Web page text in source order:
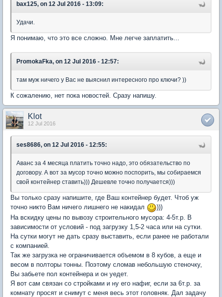
bax125, on 12 Jul 2016 - 13:09:
Удачи.
Я понимаю, что это все сложно. Мне легче заплатить...
PromokaFka, on 12 Jul 2016 - 12:57:
там муж ничего у Вас не выяснил интересного про ключи? ))
К сожалению, нет пока новостей. Сразу напишу.
Klot
12 Jul 2016
ses8686, on 12 Jul 2016 - 12:55:
Аванс за 4 месяца платить точно надо, это обязательство по
договору. А вот за мусор точно можно поспорить, мы собираемся
свой контейнер ставить))) Дешевле точно получается)))
Вы только сразу напишите, где Ваш контейнер будет. Чтоб уж
точно никто Вам ничего лишнего не накидал
)))
На вскидку цены по вывозу строительного мусора: 4-5т.р. В
зависимости от условий - под загрузку 1,5-2 часа или на сутки.
На сутки могут не дать сразу выставить, если ранее не работали
с компанией.
Так же загрузка не ограничивается объемом в 8 кубов, а еще и
весом в полторы тонны. Поэтому сломав небольшую стеночку,
Вы забьете пол контейнера и он уедет.
Я вот сам связан со стройками и ну его нафиг, если за 6т.р. за
комнату просят и снимут с меня весь этот головняк. Дал задачу